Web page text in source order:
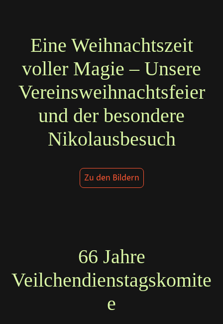
Eine Weihnachtszeit
voller Magie – Unsere
Vereinsweihnachtsfeier
und der besondere
Nikolausbesuch
Zu den Bildern
66 Jahre
Veilchendienstagskomite
e